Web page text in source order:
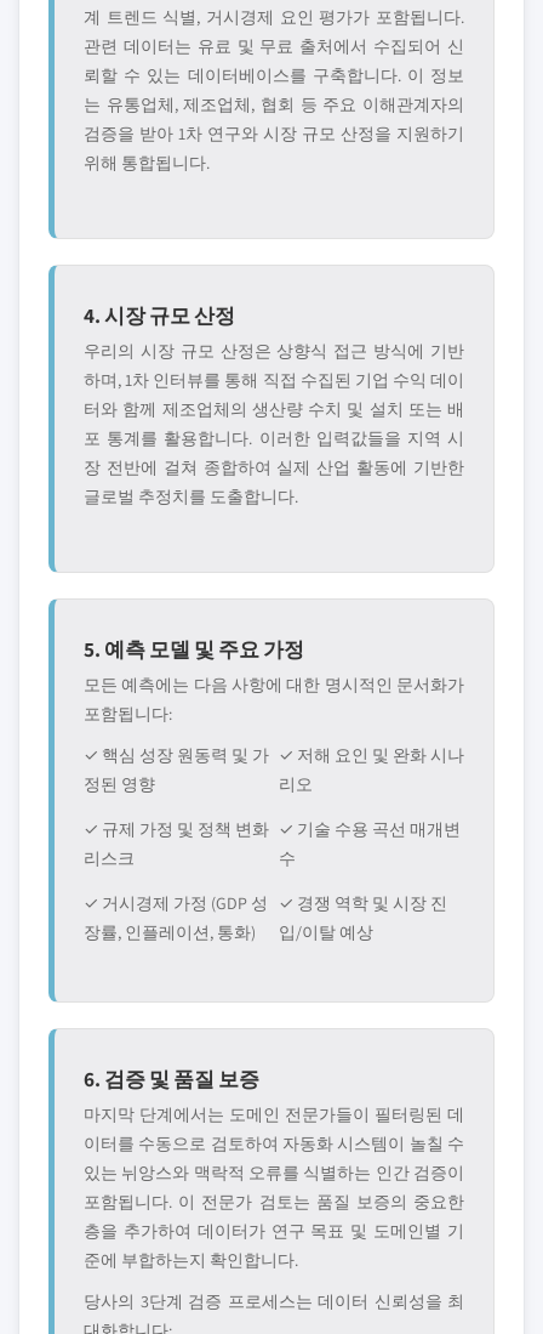
계 트렌드 식별, 거시경제 요인 평가가 포함됩니다.
관련 데이터는 유료 및 무료 출처에서 수집되어 신
뢰할 수 있는 데이터베이스를 구축합니다. 이 정보
는 유통업체, 제조업체, 협회 등 주요 이해관계자의
검증을 받아 1차 연구와 시장 규모 산정을 지원하기
위해 통합됩니다.
4. 시장 규모 산정
우리의 시장 규모 산정은 상향식 접근 방식에 기반
하며, 1차 인터뷰를 통해 직접 수집된 기업 수익 데이
터와 함께 제조업체의 생산량 수치 및 설치 또는 배
포 통계를 활용합니다. 이러한 입력값들을 지역 시
장 전반에 걸쳐 종합하여 실제 산업 활동에 기반한
글로벌 추정치를 도출합니다.
5. 예측 모델 및 주요 가정
모든 예측에는 다음 사항에 대한 명시적인 문서화가
포함됩니다:
✓ 핵심 성장 원동력 및 가
정된 영향
✓ 저해 요인 및 완화 시나
리오
✓ 규제 가정 및 정책 변화
리스크
✓ 기술 수용 곡선 매개변
수
✓ 거시경제 가정 (GDP 성
장률, 인플레이션, 통화)
✓ 경쟁 역학 및 시장 진
입/이탈 예상
6. 검증 및 품질 보증
마지막 단계에서는 도메인 전문가들이 필터링된 데
이터를 수동으로 검토하여 자동화 시스템이 놀칠 수
있는 뉘앙스와 맥락적 오류를 식별하는 인간 검증이
포함됩니다. 이 전문가 검토는 품질 보증의 중요한
층을 추가하여 데이터가 연구 목표 및 도메인별 기
준에 부합하는지 확인합니다.
당사의 3단계 검증 프로세스는 데이터 신뢰성을 최